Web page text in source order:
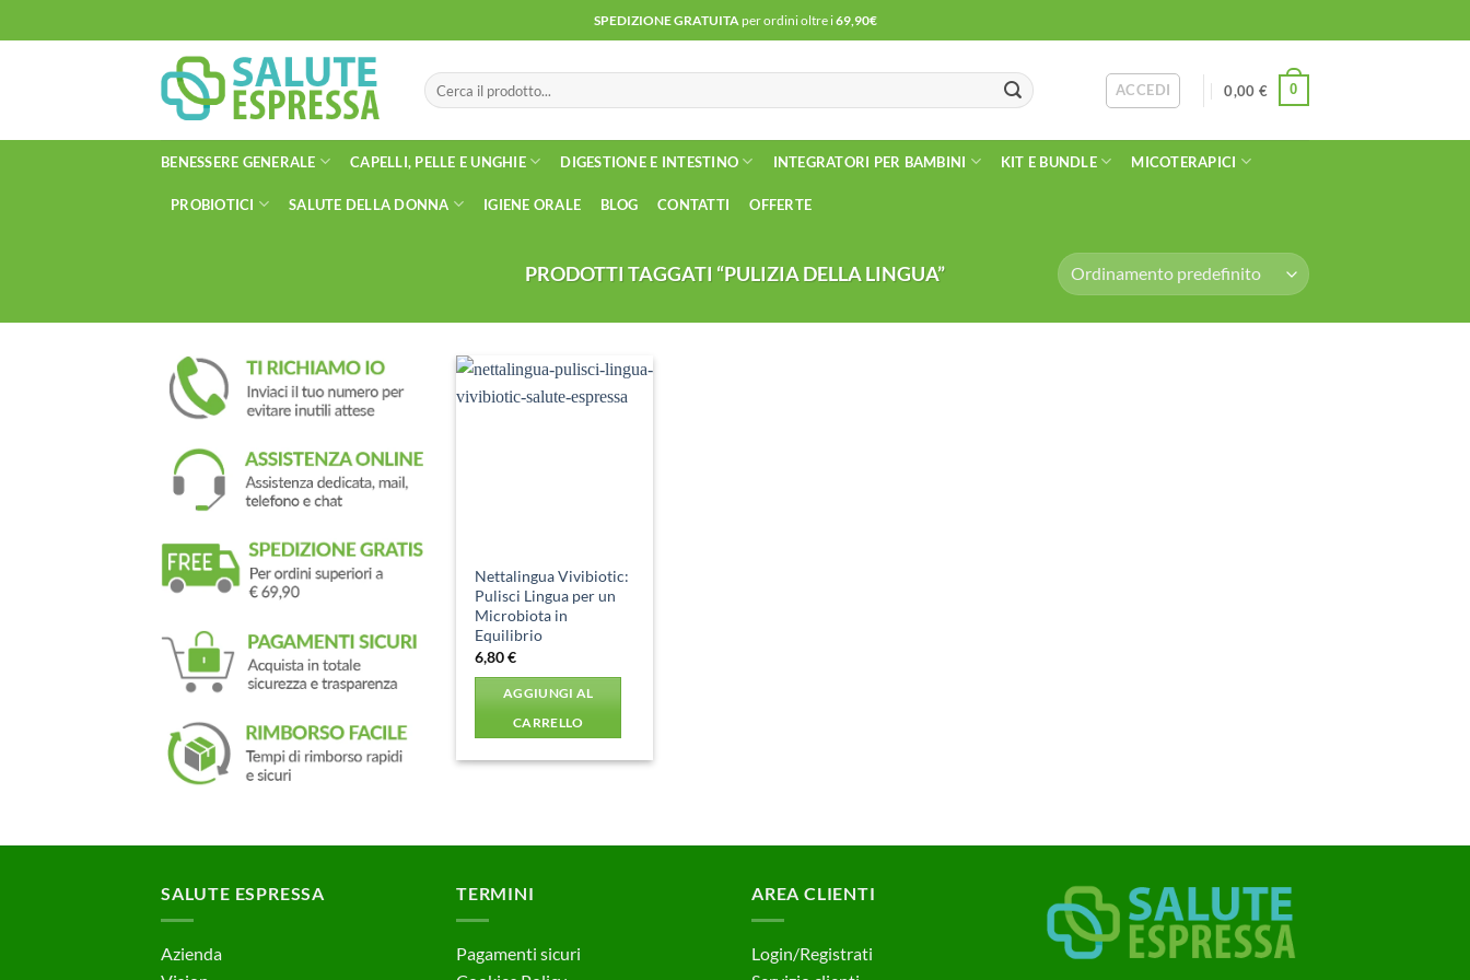
ai
SPEDIZIONE GRATUITAper ordini oltre i69,90€
Cerca: ACCEDI 0,00 € 0
BENESSERE GENERALE CAPELLI, PELLE E UNGHIE DIGESTIONE E INTESTINO INTEGRATORI PER BAMBINI KIT E BUNDLE MICOTERAPICI
PROBIOTICI SALUTE DELLA DONNA IGIENE ORALE BLOG CONTATTI OFFERTE
PRODOTTI TAGGATI “PULIZIA DELLA LINGUA”
Nettalingua Vivibiotic:
Pulisci Lingua per un
Microbiota in
Equilibrio
6,80€
AGGIUNGI AL
CARRELLO
SALUTE ESPRESSA
Azienda
TERMINI
Pagamenti sicuri
AREA CLIENTI
Login/Registrati